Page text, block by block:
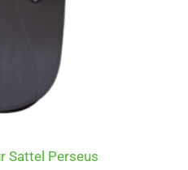
Sattel Perseus